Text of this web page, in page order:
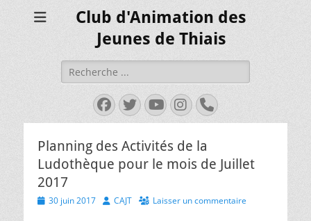
Club d'Animation des
Jeunes de Thiais
Rechercher :
Facebook
Twitter
YouTube
Instagram
Tél
Planning des Activités de la
Ludothèque pour le mois de Juillet
2017
Posted30 juin 2017 Author
CAJT Laisser un commentaire